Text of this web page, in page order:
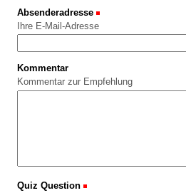
Absenderadresse
Ihre E-Mail-Adresse
Kommentar
Kommentar zur Empfehlung
Quiz Question